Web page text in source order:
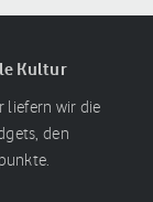
Kultur
liefern wir die
den